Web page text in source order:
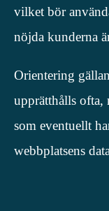
vilket bör
nöjda kunderna
Orientering
upprätthålls ofta,
som eventuellt
webbplatsens